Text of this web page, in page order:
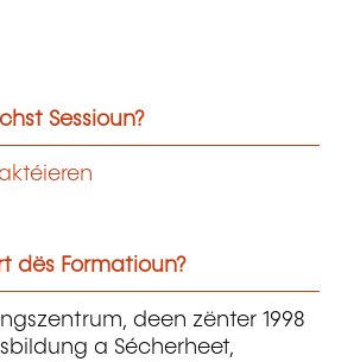
Sessioun?
dës Formatioun?
deen zënter 1998
a Sécherheet,